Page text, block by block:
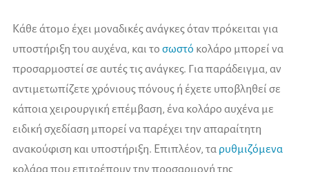
Κάθε άτομο έχει μοναδικές ανάγκες όταν πρόκειται για
υποστήριξη του αυχένα, και το σωστό κολάρο μπορεί να
προσαρμοστεί σε αυτές τις ανάγκες. Για παράδειγμα, αν
αντιμετωπίζετε χρόνιους πόνους ή έχετε υποβληθεί σε
κάποια χειρουργική επέμβαση, ένα κολάρο αυχένα με
ειδική σχεδίαση μπορεί να παρέχει την απαραίτητη
ανακούφιση και υποστήριξη. Επιπλέον, τα ρυθμιζόμενα
κολάρα που επιτρέπουν την προσαρμογή της